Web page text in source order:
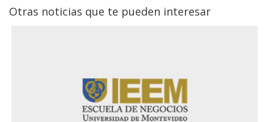
Otras noticias que te pueden interesar